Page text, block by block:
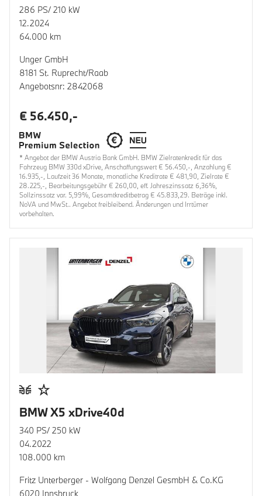
286 PS/ 210 kW
12.2024
64.000 km
Unger GmbH
8181 St. Ruprecht/Raab
Angebotsnr: 2842068
€ 56.450,-
* Angebot der BMW Austria Bank GmbH. BMW Zielratenkredit für das
Fahrzeug BMW 330d xDrive, Anschaffungswert € 56.450,-, Anzahlung €
16.935,-, Laufzeit 36 Monate, monatliche Kreditrate € 481,90, Zielrate €
28.225,-, Bearbeitungsgebühr € 260,00, eff. Jahreszinssatz 6,36%,
Sollzinssatz var. 5,99%, Gesamtkreditbetrag € 45.833,29. Beträge inkl.
NoVA und MwSt.. Angebot freibleibend. Änderungen und Irrtümer
vorbehalten.
BMW X5 xDrive40d
340 PS/ 250 kW
04.2022
108.000 km
Fritz Unterberger - Wolfgang Denzel GesmbH & Co.KG
6020 Innsbruck